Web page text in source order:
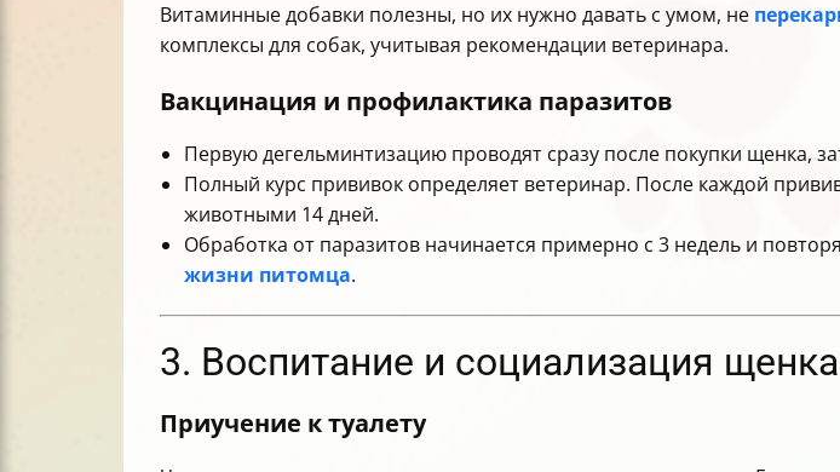
Витаминные добавки полезны, но их нужно давать с умом, не
комплексы для собак, учитывая рекомендации ветеринара.
Вакцинация и профилактика паразитов
Первую дегельминтизацию проводят сразу после покупки щенка,
Полный курс прививок определяет ветеринар. После каждой
животными 14 дней.
Обработка от паразитов начинается примерно с 3 недель и
жизни питомца.
3. Воспитание и социализация щенка
Приучение к туалету